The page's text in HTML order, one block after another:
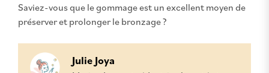
Saviez-vous que le gommage est un excellent moyen de
préserver et prolonger le bronzage ?
Julie Joya